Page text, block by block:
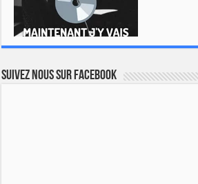
Suivez nous sur Facebook